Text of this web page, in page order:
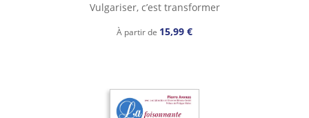
Vulgariser, c’est transformer
À partir de 15,99 €